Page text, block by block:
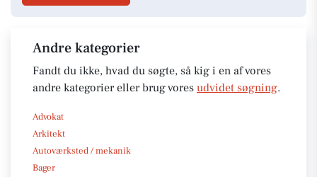
Andre kategorier
Fandt du ikke, hvad du søgte, så kig i en af vores
andre kategorier eller brug vores udvidet søgning.
Advokat
Arkitekt
Autoværksted / mekanik
Bager